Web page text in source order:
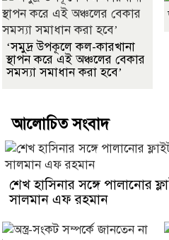
‘সমুদ্র উপকূলে কল-কারখানা
স্থাপন করে এই অঞ্চলের বেকার
সমস্যা সমাধান করা হবে’
আলোচিত সংবাদ
শেখ হাসিনার সঙ্গে পালানোর
সালমান এফ রহমান